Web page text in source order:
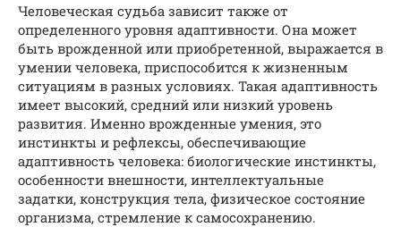
Человеческая судьба зависит также от
определенного уровня адаптивности. Она может
быть врожденной или приобретенной, выражается в
умении человека, приспособится к жизненным
ситуациям в разных условиях. Такая адаптивность
имеет высокий, средний или низкий уровень
развития. Именно врожденные умения, это
инстинкты и рефлексы, обеспечивающие
адаптивность человека: биологические инстинкты,
особенности внешности, интеллектуальные
задатки, конструкция тела, физическое состояние
организма, стремление к самосохранению.